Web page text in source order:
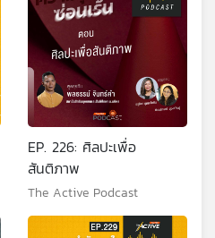
EP. 226: ศิลปะเพื่อ
สันติภาพ
The Active Podcast